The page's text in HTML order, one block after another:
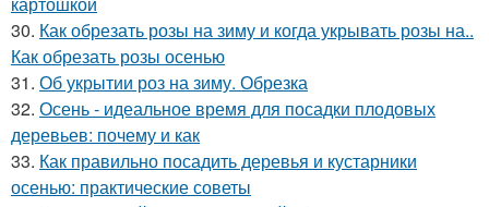
30. Как обрезать розы на зиму и когда укрывать розы на..
Как обрезать розы осенью
31. Об укрытии роз на зиму. Обрезка
32. Осень - идеальное время для посадки плодовых
деревьев: почему и как
33. Как правильно посадить деревья и кустарники
осенью: практические советы